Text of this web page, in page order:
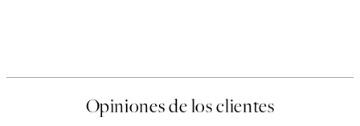
Opiniones de los clientes